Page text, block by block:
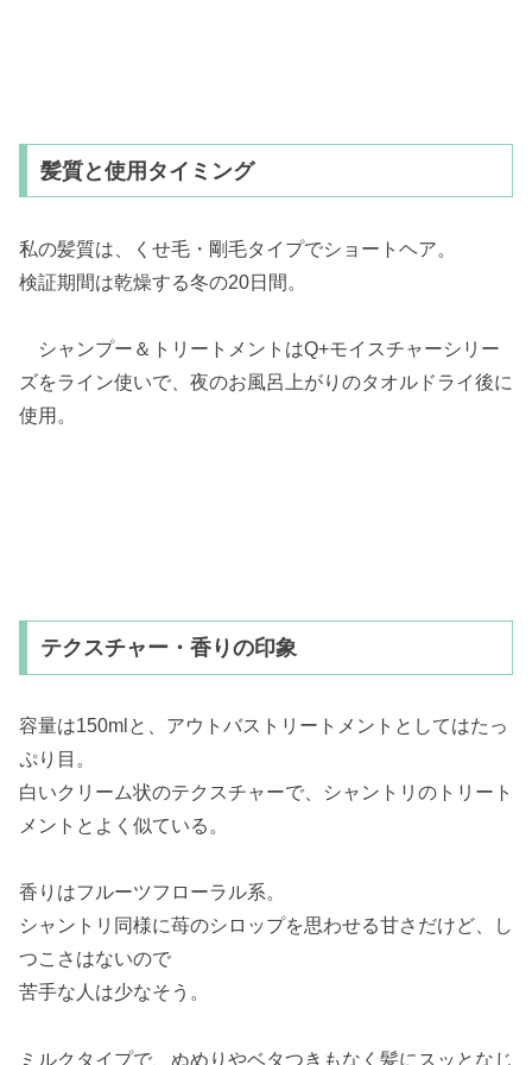
髪質と使用タイミング
私の髪質は、くせ毛・剛毛タイプでショートヘア。
検証期間は乾燥する冬の20日間。
シャンプー＆トリートメントはQ+モイスチャーシリー
ズをライン使いで、夜のお風呂上がりのタオルドライ後に
使用。
テクスチャー・香りの印象
容量は150mlと、アウトバストリートメントとしてはたっ
ぷり目。
白いクリーム状のテクスチャーで、シャントリのトリート
メントとよく似ている。
香りはフルーツフローラル系。
シャントリ同様に苺のシロップを思わせる甘さだけど、し
つこさはないので
苦手な人は少なそう。
ミルクタイプで、ぬめりやベタつきもなく髪にスッとなじ